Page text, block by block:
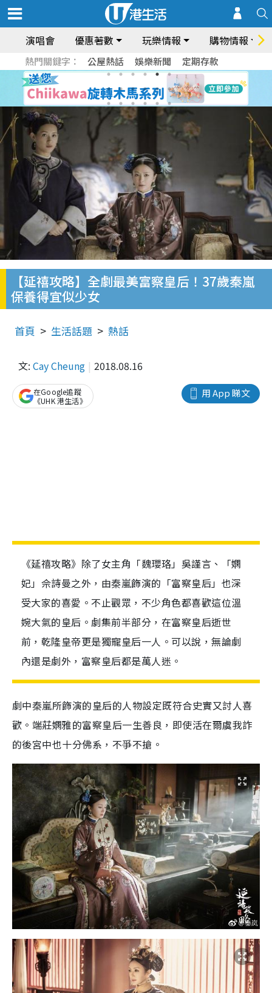
演唱會 優惠著數 玩樂情報 購物情報
熱門關鍵字： 公屋熱話 娛樂新聞 定期存款
【延禧攻略】全劇最美富察皇后！37歲秦嵐
保養得宜似少女
首頁 生活話題 熱話
文: Cay Cheung 2018.08.16
用 App 睇文
在Google追蹤
《UHK 港生活》
《延禧攻略》除了女主角「魏瓔珞」吳謹言、「嫻
妃」佘詩曼之外，由秦嵐飾演的「富察皇后」也深
受大家的喜愛。不止觀眾，不少角色都喜歡這位溫
婉大氣的皇后。劇集前半部分，在富察皇后逝世
前，乾隆皇帝更是獨寵皇后一人。可以說，無論劇
內還是劇外，富察皇后都是萬人迷。
劇中秦嵐所飾演的皇后的人物設定既符合史實又討人喜
歡。端莊嫻雅的富察皇后一生善良，即使活在爾虞我詐
的後宮中也十分佛系，不爭不搶。